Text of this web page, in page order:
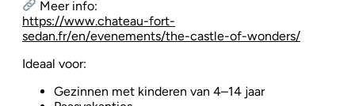
Meer info:
https://www.chateau-fort-
sedan.fr/en/evenements/the-castle-of-wonders/
Ideaal voor:
Gezinnen met kinderen van 4–14 jaar